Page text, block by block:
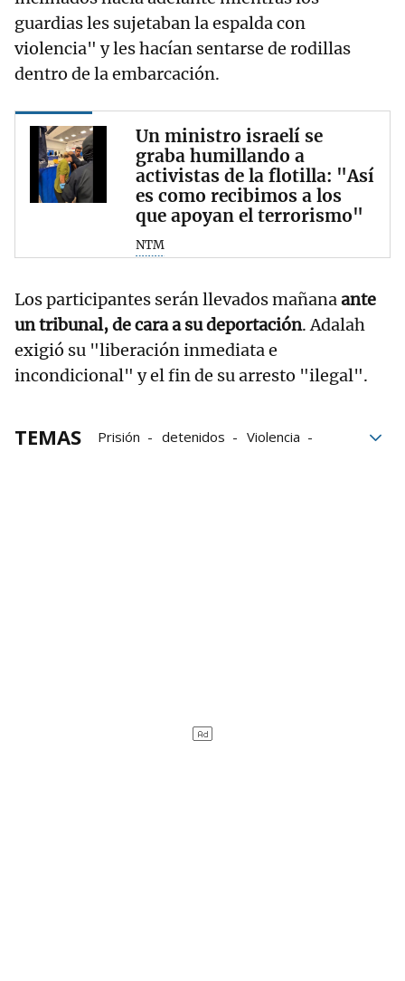
guardias les sujetaban la espalda con
violencia" y les hacían sentarse de rodillas
dentro de la embarcación.
Un ministro israelí se
graba humillando a
activistas de la flotilla: "Así
es como recibimos a los
que apoyan el terrorismo"
NTM
Los participantes serán llevados mañanaante
un tribunal, de cara a su deportación. Adalah
exigió su "liberación inmediata e
incondicional" y el fin de su arresto "ilegal".
TEMAS Prisión detenidos
Violencia